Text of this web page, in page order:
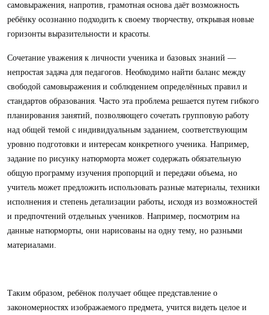
самовыражения, напротив, грамотная основа даёт возможность
ребёнку осознанно подходить к своему творчеству, открывая новые
горизонты выразительности и красоты.
Сочетание уважения к личности ученика и базовых знаний —
непростая задача для педагогов. Необходимо найти баланс между
свободой самовыражения и соблюдением определённых правил и
стандартов образования. Часто эта проблема решается путем гибкого
планирования занятий, позволяющего сочетать групповую работу
над общей темой с индивидуальным заданием, соответствующим
уровню подготовки и интересам конкретного ученика. Например,
задание по рисунку натюрморта может содержать обязательную
общую программу изучения пропорций и передачи объема, но
учитель может предложить использовать разные материалы, техники
исполнения и степень детализации работы, исходя из возможностей
и предпочтений отдельных учеников. Например, посмотрим на
данные натюрморты, они нарисованы на одну тему, но разными
материалами.
Таким образом, ребёнок получает общее представление о
закономерностях изображаемого предмета, учится видеть целое и